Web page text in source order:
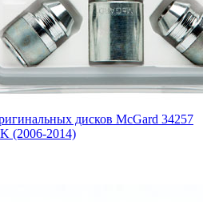
дисков McGard 34257
(2006-2014)